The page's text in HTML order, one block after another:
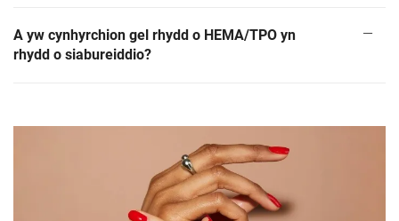
A yw cynhyrchion gel rhydd o HEMA/TPO yn
rhydd o siabureiddio?